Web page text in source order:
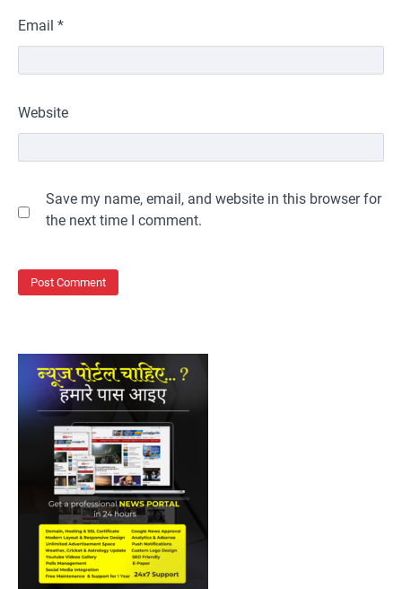
Email *
Website
Save my name, email, and website in this browser for
the next time I comment.